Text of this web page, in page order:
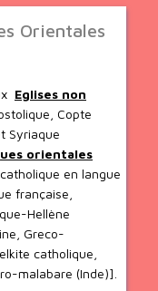
Orientales
Eglises non
Copte
Syriaque
orientales
en langue
française,
Hellène
Greco-
catholique,
malabare (Inde)].